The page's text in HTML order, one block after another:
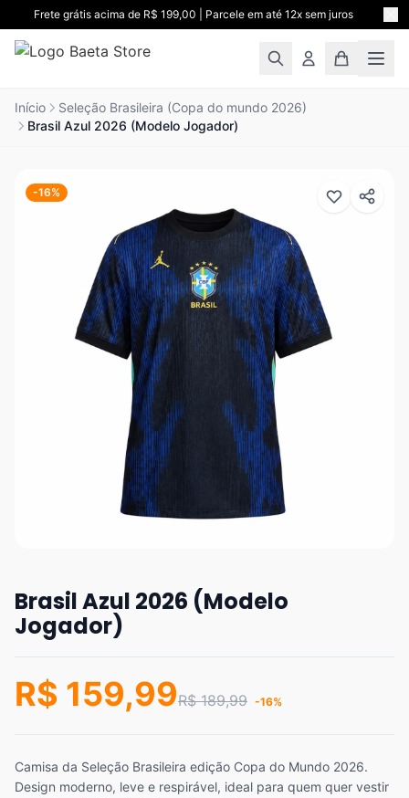
Ir para o conteúdo
Frete grátis acima de R$ 199,00 | Parcele em até 12x sem juros
Início
Seleção Brasileira (Copa do mundo 2026)
Brasil Azul 2026 (Modelo Jogador)
-16%
Brasil Azul 2026 (Modelo
Jogador)
R$ 159,99R$ 189,99 -16%
Camisa da Seleção Brasileira edição Copa do Mundo 2026.
Design moderno, leve e respirável, ideal para quem quer vestir